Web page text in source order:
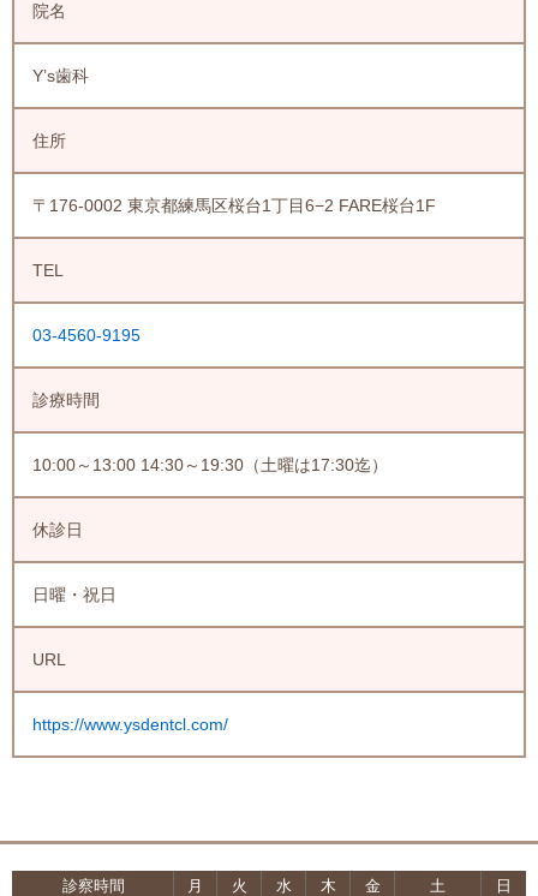
院名
Y’s歯科
住所
〒176-0002 東京都練馬区桜台1丁目6−2 FARE桜台1F
TEL
03-4560-9195
診療時間
10:00～13:00 14:30～19:30（土曜は17:30迄）
休診日
日曜・祝日
URL
https://www.ysdentcl.com/
診察時間 月 火 水 木 金 土
日